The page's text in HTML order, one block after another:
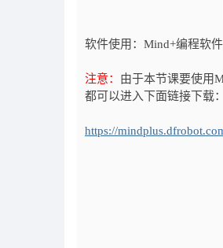
软件使用：Mind+编程软
注意： 由于本节课要使用
都可以进入下面链接下载：
https://